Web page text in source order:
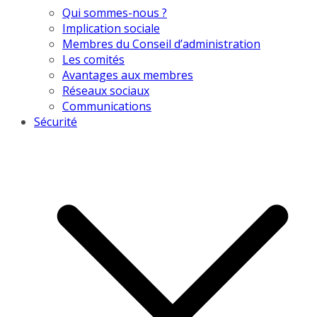
Qui sommes-nous ?
Implication sociale
Membres du Conseil d’administration
Les comités
Avantages aux membres
Réseaux sociaux
Communications
Sécurité